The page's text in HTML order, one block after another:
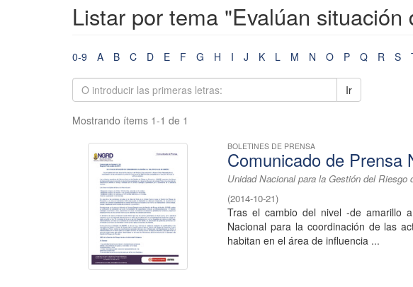
Listar por tema "Evalúan
0-9 A B C D E F G H I J K L M N O P Q R S
Ir
Mostrando ítems 1-1 de 1
BOLETINES DE PRENSA
Comunicado de Prensa
Unidad Nacional para la Gestión del Riesgo
(2014-10-21)
Tras el cambio del nivel -de amarillo
Nacional para la coordinación de las
habitan en el área de influencia ...